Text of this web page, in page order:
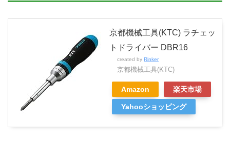
京都機械工具(KTC) ラチェッ
トドライバー DBR16
created by Rinker
京都機械工具(KTC)
Amazon 楽天市場
Yahooショッピング